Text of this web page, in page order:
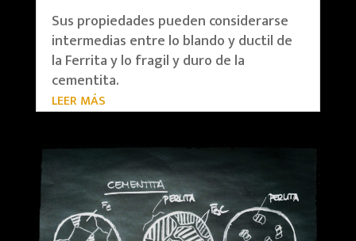
Sus propiedades pueden considerarse
intermedias entre lo blando y ductil de
la Ferrita y lo fragil y duro de la
cementita.
LEER MÁS